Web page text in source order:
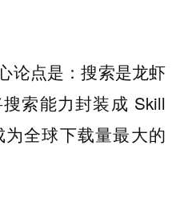
论点是：搜索是龙虾
索能力封装成 Skill
全球下载量最大的